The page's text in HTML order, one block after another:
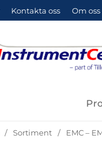
Kontakta oss Om oss
Sortiment EMC –